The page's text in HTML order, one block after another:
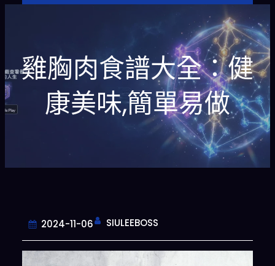
雞胸肉食譜大全：健
康美味,簡單易做
2024-11-06 SIULEEBOSS